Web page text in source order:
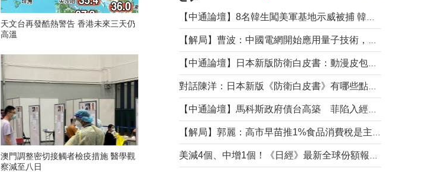
天文台再發酷熱警告 香港未來三天仍
高溫
澳門調整密切接觸者檢疫措施 醫學觀
察減至八日